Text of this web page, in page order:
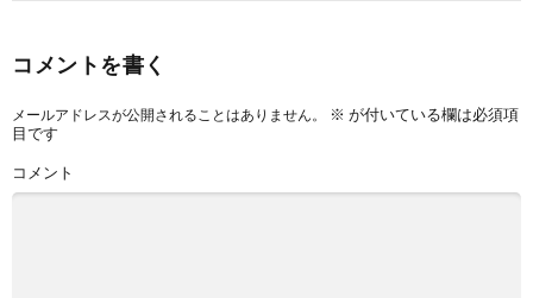
コメントを書く
メールアドレスが公開されることはありません。 ※ が付いている欄は必須項
目です
コメント